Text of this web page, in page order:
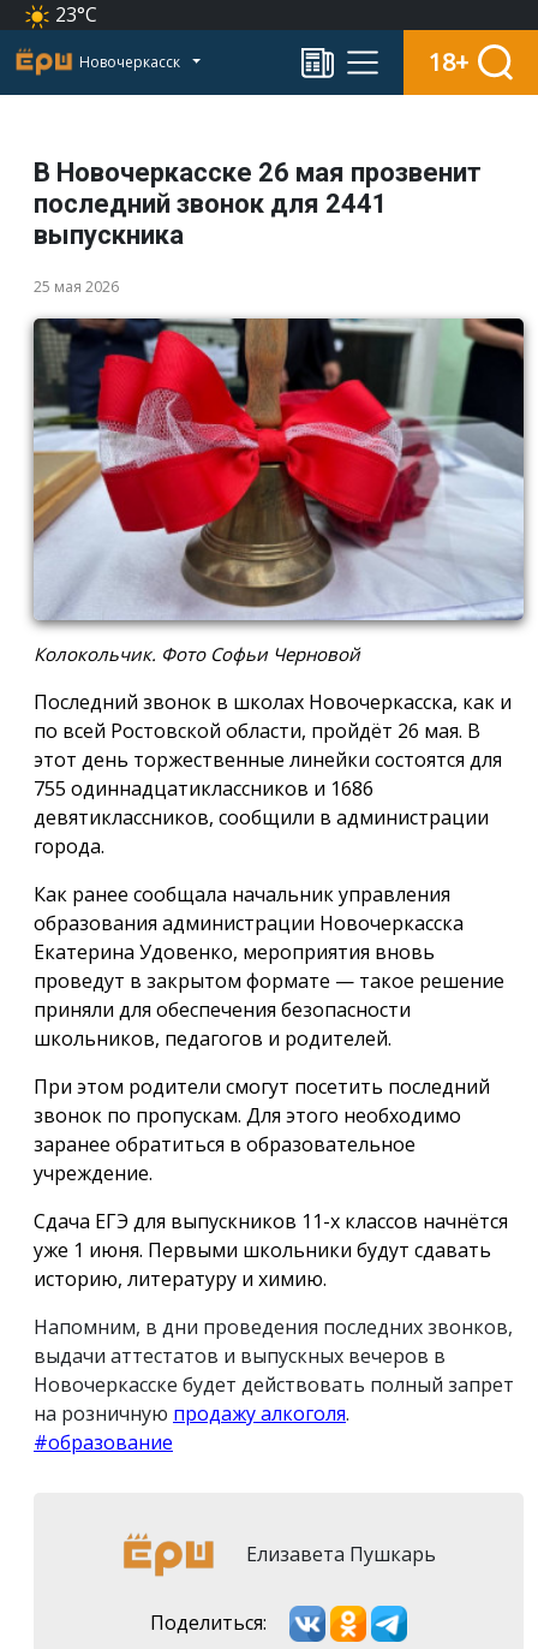
23°C
Новочеркасск 18+
В Новочеркасске 26 мая прозвенит
последний звонок для 2441
выпускника
25 мая 2026
Колокольчик. Фото Софьи Черновой
Последний звонок в школах Новочеркасска, как и
по всей Ростовской области, пройдёт 26 мая. В
этот день торжественные линейки состоятся для
755 одиннадцатиклассников и 1686
девятиклассников, сообщили в администрации
города.
Как ранее сообщала начальник управления
образования администрации Новочеркасска
Екатерина Удовенко, мероприятия вновь
проведут в закрытом формате — такое решение
приняли для обеспечения безопасности
школьников, педагогов и родителей.
При этом родители смогут посетить последний
звонок по пропускам. Для этого необходимо
заранее обратиться в образовательное
учреждение.
Сдача ЕГЭ для выпускников 11-х классов начнётся
уже 1 июня. Первыми школьники будут сдавать
историю, литературу и химию.
Напомним, в дни проведения последних звонков,
выдачи аттестатов и выпускных вечеров в
Новочеркасске будет действовать полный запрет
на розничную продажу алкоголя.
#образование
Елизавета Пушкарь
Поделиться: